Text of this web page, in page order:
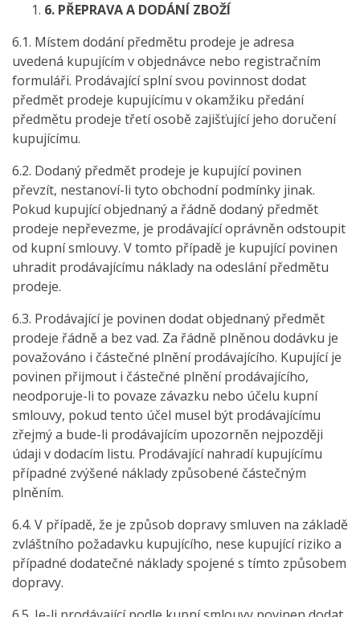
6. PŘEPRAVA A DODÁNÍ ZBOŽÍ
6.1. Místem dodání předmětu prodeje je adresa
uvedená kupujícím v objednávce nebo registračním
formuláři. Prodávající splní svou povinnost dodat
předmět prodeje kupujícímu v okamžiku předání
předmětu prodeje třetí osobě zajišťující jeho doručení
kupujícímu.
6.2. Dodaný předmět prodeje je kupující povinen
převzít, nestanoví-li tyto obchodní podmínky jinak.
Pokud kupující objednaný a řádně dodaný předmět
prodeje nepřevezme, je prodávající oprávněn odstoupit
od kupní smlouvy. V tomto případě je kupující povinen
uhradit prodávajícímu náklady na odeslání předmětu
prodeje.
6.3. Prodávající je povinen dodat objednaný předmět
prodeje řádně a bez vad. Za řádně plněnou dodávku je
považováno i částečné plnění prodávajícího. Kupující je
povinen přijmout i částečné plnění prodávajícího,
neodporuje-li to povaze závazku nebo účelu kupní
smlouvy, pokud tento účel musel být prodávajícímu
zřejmý a bude-li prodávajícím upozorněn nejpozději
údaji v dodacím listu. Prodávající nahradí kupujícímu
případné zvýšené náklady způsobené částečným
plněním.
6.4. V případě, že je způsob dopravy smluven na základě
zvláštního požadavku kupujícího, nese kupující riziko a
případné dodatečné náklady spojené s tímto způsobem
dopravy.